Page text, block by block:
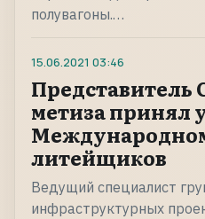
полувагоны.…
15.06.2021 03:46
Представитель
метиза принял
литейщиков
Ведущий специалист
инфраструктурных